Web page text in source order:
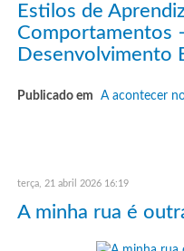
Estilos de
Comportamentos
Desenvolvimento
Publicado em A acontecer
terça, 21 abril 2026 16:19
A minha rua é